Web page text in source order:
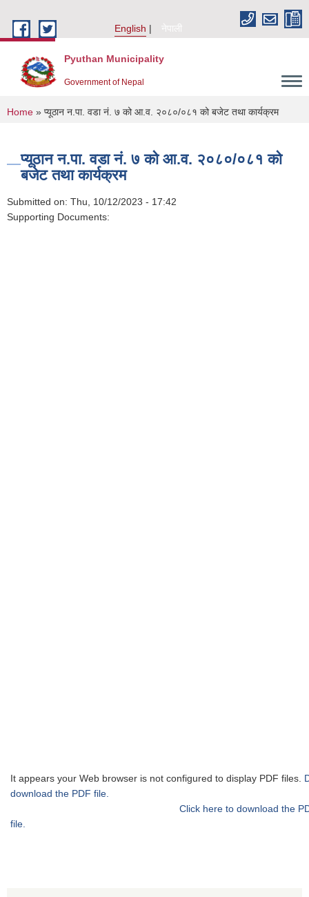
English
नेपाली
Pyuthan Municipality
Government of Nepal
You are here
Home » प्यूठान न.पा. वडा नं. ७ को आ.व. २०८०/०८१ को बजेट तथा कार्यक्रम
प्यूठान न.पा. वडा नं. ७ को आ.व. २०८०/०८१ को
बजेट तथा कार्यक्रम
Submitted on: Thu, 10/12/2023 - 17:42
Supporting Documents:
It appears your Web browser is not configured to display PDF files.
download the PDF file.
Click here to download the
file.